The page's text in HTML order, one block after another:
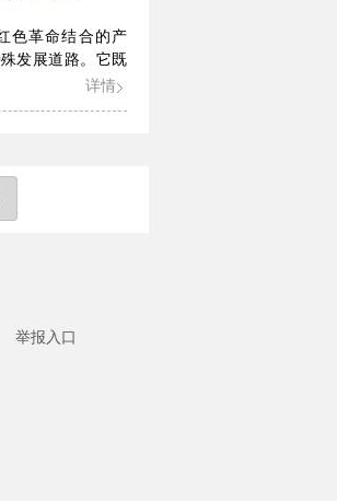
互动视听在当前
问卷调查的数据
在的问题。在历
上，本文从操作
色革命结合的产
发展道路。它既
具备自身舞台特
钟大吕之声，对
要的影响。
详情
举报入口